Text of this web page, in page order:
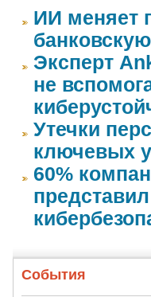
ИИ меняет
Эксперт
не
Утечки
ключевых
60%
События